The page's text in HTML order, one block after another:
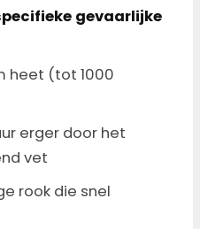
gevaarlijke
heet (tot 1000
erger door het
vet
rook die snel